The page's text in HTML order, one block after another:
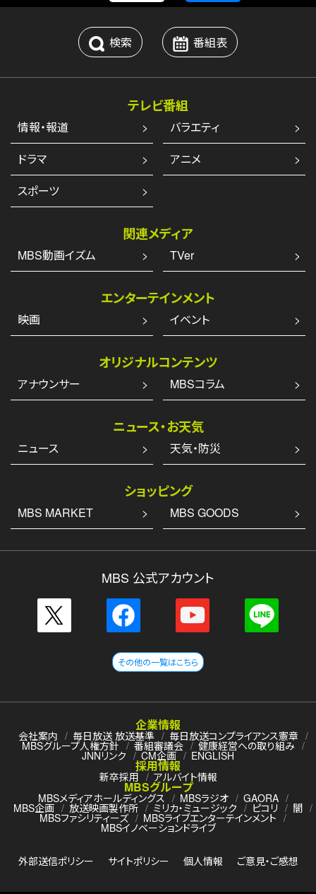
検索 番組表
テレビ番組
情報・報道
バラエティ
ドラマ
アニメ
スポーツ
関連メディア
MBS動画イズム TVer
エンターテインメント
映画 イベント
オリジナルコンテンツ
アナウンサー MBSコラム
ニュース・お天気
ニュース 天気・防災
ショッピング
MBS MARKET MBS GOODS
MBS 公式アカウント
その他の一覧はこちら
企業情報
会社案内 毎日放送 放送基準 毎日放送コンプライアンス憲章
MBSグループ人権方針 番組審議会 健康経営への取り組み
JNNリンク CM企画 ENGLISH
採用情報
新卒採用 アルバイト情報
MBSグループ
MBSメディアホールディングス MBSラジオ GAORA
MBS企画 放送映画製作所 ミリカ・ミュージック ピコリ 闇
MBSファシリティーズ MBSライブエンターテインメント
MBSイノベーションドライブ
外部送信ポリシー サイトポリシー 個人情報 ご意見・ご感想